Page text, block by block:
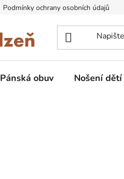
Podmínky ochrany osobních údajů
Pánská obuv Nošení dětí